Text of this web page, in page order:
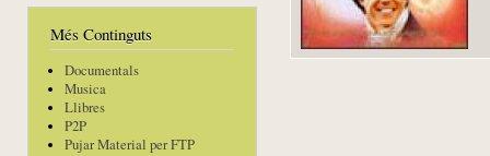
Més Continguts
Documentals
Musica
Llibres
P2P
Pujar Material per FTP